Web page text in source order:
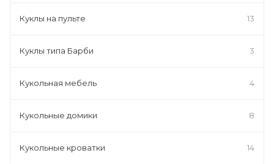
Куклы на пульте 13
Куклы типа Барби 3
Кукольная мебель 4
Кукольные домики 8
Кукольные кроватки 14